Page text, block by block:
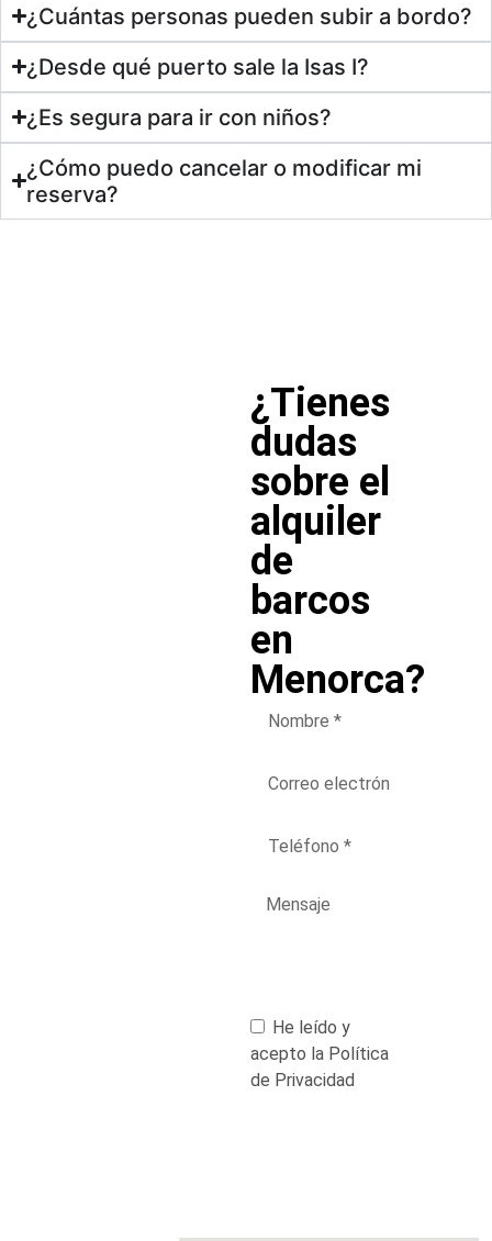
¿Cuántas personas pueden subir a bordo?
¿Desde qué puerto sale la Isas I?
¿Es segura para ir con niños?
¿Cómo puedo cancelar o modificar mi
reserva?
¿Tienes
dudas
sobre el
alquiler
de
barcos
en
Menorca?
He leído y
acepto la Política
de Privacidad